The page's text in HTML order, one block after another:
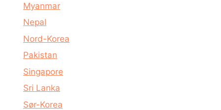
Myanmar
Nepal
Nord-Korea
Pakistan
Singapore
Sri Lanka
Sør-Korea